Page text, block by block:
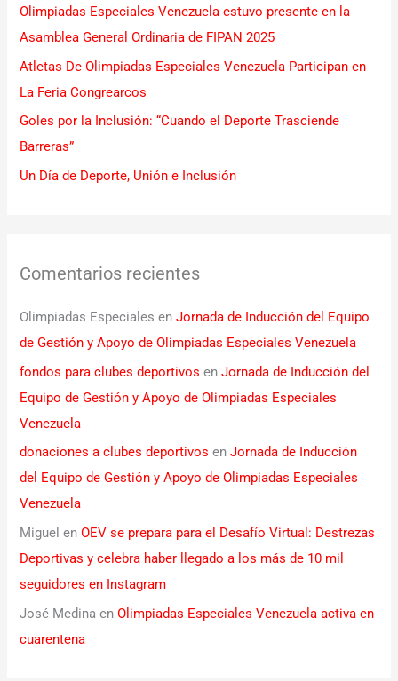
o
r
:
Olimpiadas Especiales Venezuela estuvo presente en la
Asamblea General Ordinaria de FIPAN 2025
Atletas De Olimpiadas Especiales Venezuela Participan en
La Feria Congrearcos
Goles por la Inclusión: “Cuando el Deporte Trasciende
Barreras”
Un Día de Deporte, Unión e Inclusión
Comentarios recientes
Olimpiadas Especiales enJornada de Inducción del Equipo
de Gestión y Apoyo de Olimpiadas Especiales Venezuela
fondos para clubes deportivos enJornada de Inducción del
Equipo de Gestión y Apoyo de Olimpiadas Especiales
Venezuela
donaciones a clubes deportivos enJornada de Inducción
del Equipo de Gestión y Apoyo de Olimpiadas Especiales
Venezuela
Miguel enOEV se prepara para el Desafío Virtual: Destrezas
Deportivas y celebra haber llegado a los más de 10 mil
seguidores en Instagram
José Medina enOlimpiadas Especiales Venezuela activa en
cuarentena